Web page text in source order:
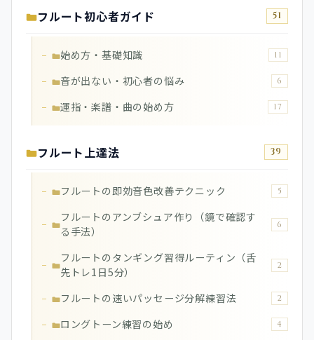
フルート初心者ガイド 51
始め方・基礎知識 11
音が出ない・初心者の悩み 6
運指・楽譜・曲の始め方 17
フルート上達法 39
フルートの即効音色改善テクニック 5
フルートのアンブシュア作り（鏡で確認す
る手法）
6
フルートのタンギング習得ルーティン（舌
先トレ1日5分）
2
フルートの速いパッセージ分解練習法 2
ロングトーン練習の始め 4